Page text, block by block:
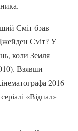
Сміт брав
Сміт? У
коли Земля
Взявши
2016
«Відпал»